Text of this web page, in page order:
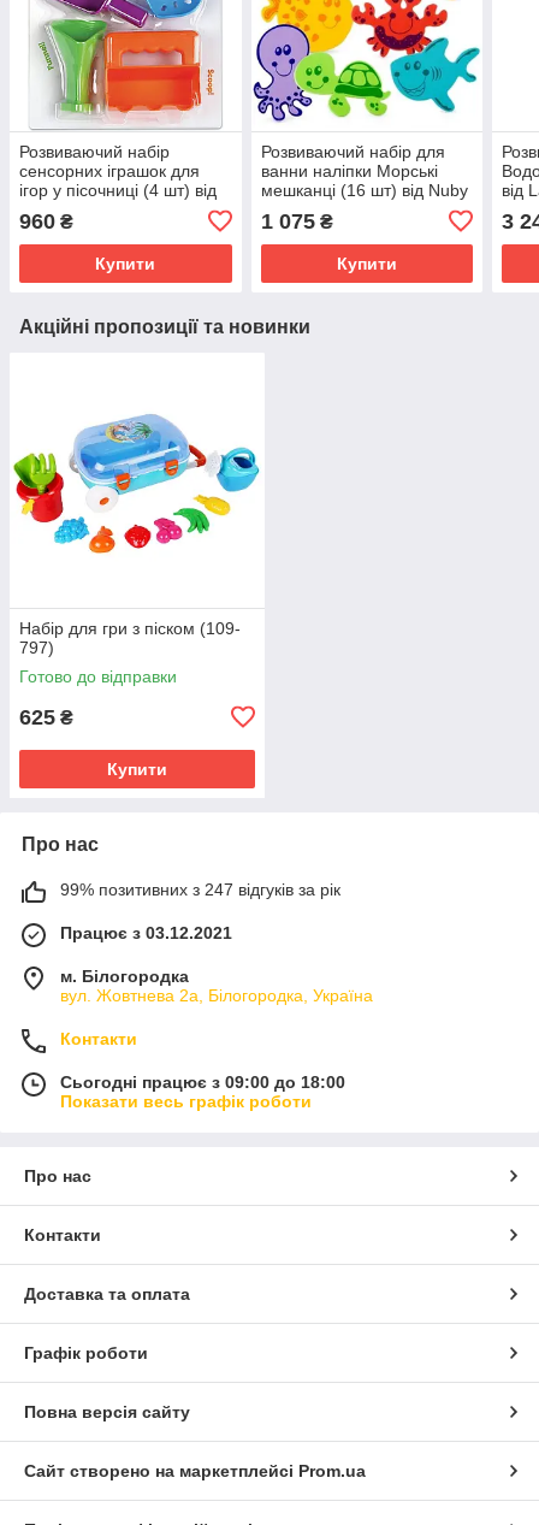
Розвиваючий набір
сенсорних іграшок для
ігор у пісочниці (4 шт) від
Learning Resources (107-
849)
960 ₴
Купити
Розвиваючий набір для
ванни наліпки Морські
мешканці (16 шт) від Nuby
1 075₴
Купити
від
3
Акційні пропозиції та новинки
Набір для гри з піском (109-
797)
Готово до відправки
625 ₴
Купити
Про нас
99% позитивних з 247 відгуків за рік
Працює з 03.12.2021
м. Білогородка
вул. Жовтнева 2а, Білогородка, Україна
Контакти
Сьогодні працює з 09:00 до 18:00
Показати весь графік роботи
Про нас
Контакти
Доставка та оплата
Графік роботи
Повна версія сайту
Сайт створено на маркетплейсі Prom.ua